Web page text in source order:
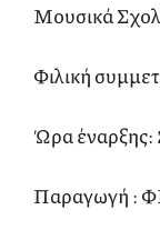
Μουσικά
Φιλική
Ώρα έναρξης:
Παραγωγή :